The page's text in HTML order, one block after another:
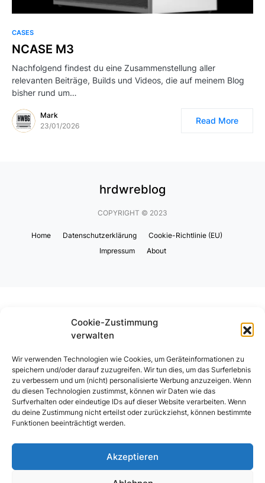
Cookie-Zustimmung
verwalten
Wir verwenden Technologien wie Cookies, um Geräteinformationen zu
speichern und/oder darauf zuzugreifen. Wir tun dies, um das Surferlebnis
zu verbessern und um (nicht) personalisierte Werbung anzuzeigen. Wenn
du diesen Technologien zustimmst, können wir Daten wie das
Surfverhalten oder eindeutige IDs auf dieser Website verarbeiten. Wenn
du deine Zustimmung nicht erteilst oder zurückziehst, können bestimmte
Funktionen beeinträchtigt werden.
Akzeptieren
CASES
NCASE M3
Nachfolgend findest du eine Zusammenstellung aller
relevanten Beiträge, Builds und Videos, die auf meinem Blog
bisher rund um…
Mark
23/01/2026
Read More
hrdwreblog
COPYRIGHT © 2023
Home Datenschutzerklärung
Cookie-Richtlinie (EU)
Impressum
About